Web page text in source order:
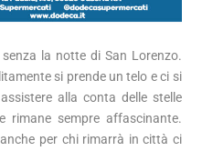
la notte di San Lorenzo.
si prende un telo e ci si
alla conta delle stelle
rimane sempre affascinante.
per chi rimarrà in città ci